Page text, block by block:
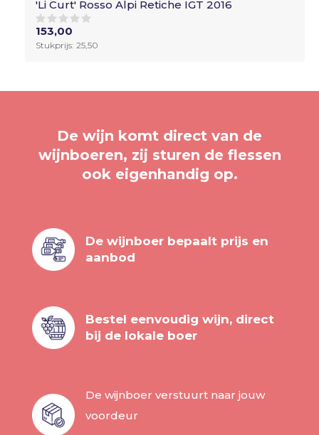
'Li Curt' Rosso Alpi Retiche IGT 2016
153,00
Stukprijs: 25,50
De wijn komt direct van de
wijnboeren, zij sturen de flessen
ook eigenhandig op.
De wijnboer bepaalt prijs en
aanbod
Bestel eenvoudig wijn, direct
bij de lokale boer
De wijnboer verstuurt naar jouw
voordeur